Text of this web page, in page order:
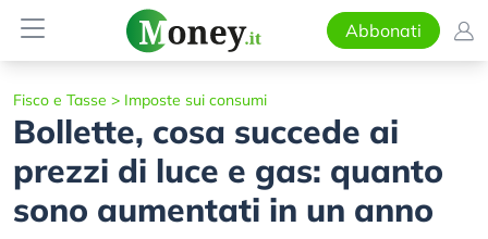
Abbonati
Fisco e Tasse > Imposte sui consumi
Bollette, cosa succede ai
prezzi di luce e gas: quanto
sono aumentati in un anno